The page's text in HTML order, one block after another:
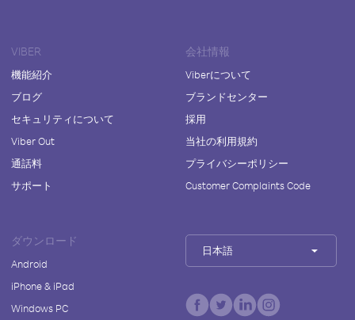
VIBER
機能紹介
ブログ
セキュリティについて
Viber Out
通話料
サポート
会社情報
Viberについて
ブランドセンター
採用
当社の利用規約
プライバシーポリシー
Customer Complaints Code
ダウンロード
Android
iPhone & iPad
Windows PC
日本語